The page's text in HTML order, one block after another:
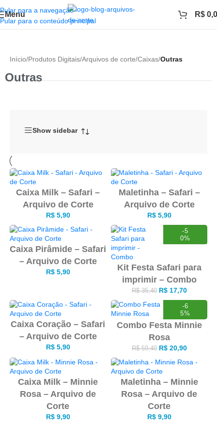
Pular para a navegação
Pular para o conteúdo principal
Menu R$
Início/Produtos Digitais/Arquivos de corte/Caixas/Outras
Outras
Show sidebar
Caixa Milk – Safari –
Arquivo de Corte
R$5,90
Maletinha – Safari –
Arquivo de Corte
R$5,90
Caixa Pirâmide – Safari
– Arquivo de Corte
R$5,90
-5
0%
Kit Festa Safari para
imprimir – Combo
R$35,40 R$17,70
Caixa Coração – Safari
– Arquivo de Corte
R$5,90
-6
5%
Combo Festa Minnie
Rosa
R$59,40 R$20,90
Caixa Milk – Minnie
Rosa – Arquivo de
Corte
R$9,90
Maletinha – Minnie
Rosa – Arquivo de
Corte
R$9,90